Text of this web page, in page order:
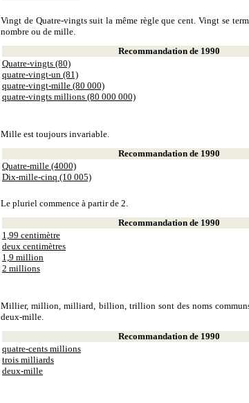
Vingt de Quatre-vingts suit la même règle que cent. Vingt se
nombre ou de mille.
Recommandation de 1990
Quatre-vingts (80)
quatre-vingt-un (81)
quatre-vingt-mille (80 000)
quatre-vingts millions (80 000 000)
Mille est toujours invariable.
Recommandation de 1990
Quatre-mille (4000)
Dix-mille-cinq (10 005)
Le pluriel commence à partir de 2.
Recommandation de 1990
1,99 centimètre
deux centimètres
1,9 million
2 millions
Millier, million, milliard, billion, trillion sont des noms
deux-mille.
Recommandation de 1990
quatre-cents millions
trois milliards
deux-mille